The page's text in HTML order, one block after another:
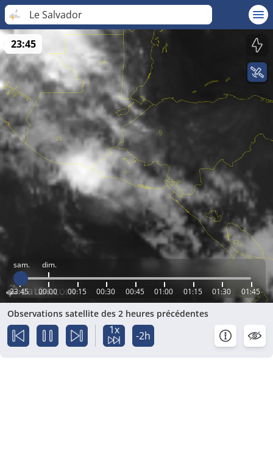
Le Salvador
sam. dim.
23:45 00:00 00:15 00:30 00:45 01:00 01:15 01:30 01:45
23:45
Observations satellite des 2 heures précédentes
1x -2h